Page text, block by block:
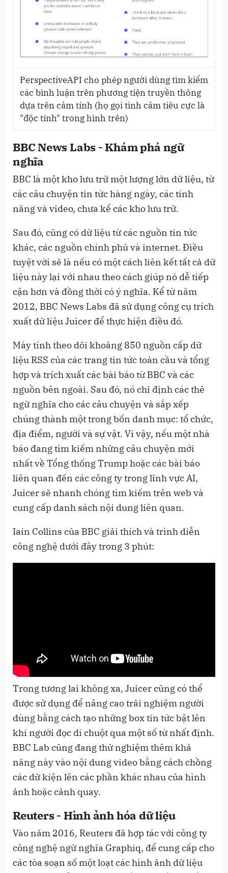
PerspectiveAPI cho phép người dùng tìm kiếm
các bình luận trên phương tiện truyền thông
dựa trên cảm tính (họ gọi tình cảm tiêu cực là
"độc tính" trong hình trên)
BBC News Labs - Khám phá ngữ
nghĩa
BBC là một kho lưu trữ một lượng lớn dữ liệu, từ
các câu chuyện tin tức hàng ngày, các tính
năng và video, chưa kể các kho lưu trữ.
Sau đó, cũng có dữ liệu từ các nguồn tin tức
khác, các nguồn chính phủ và internet. Điều
tuyệt vời sẽ là nếu có một cách liên kết tất cả dữ
liệu này lại với nhau theo cách giúp nó dễ tiếp
cận hơn và đồng thời có ý nghĩa. Kể từ năm
2012, BBC News Labs đã sử dụng công cụ trích
xuất dữ liệu Juicer để thực hiện điều đó.
Máy tính theo dõi khoảng 850 nguồn cấp dữ
liệu RSS của các trang tin tức toàn cầu và tổng
hợp và trích xuất các bài báo từ BBC và các
nguồn bên ngoài. Sau đó, nó chỉ định các thẻ
ngữ nghĩa cho các câu chuyện và sắp xếp
chúng thành một trong bốn danh mục: tổ chức,
địa điểm, người và sự vật. Vì vậy, nếu một nhà
báo đang tìm kiếm những câu chuyện mới
nhất về Tổng thống Trump hoặc các bài báo
liên quan đến các công ty trong lĩnh vực AI,
Juicer sẽ nhanh chóng tìm kiếm trên web và
cung cấp danh sách nội dung liên quan.
Iain Collins của BBC giải thích và trình diễn
công nghệ dưới đây trong 3 phút:
Trong tương lai không xa, Juicer cũng có thể
được sử dụng để nâng cao trải nghiệm người
dùng bằng cách tạo những box tin tức bật lên
khi người đọc di chuột qua một số từ nhất định.
BBC Lab cũng đang thử nghiệm thêm khả
năng này vào nội dung video bằng cách chồng
các dữ kiện lên các phần khác nhau của hình
ảnh hoặc cảnh quay.
Reuters - Hình ảnh hóa dữ liệu
Vào năm 2016, Reuters đã hợp tác với công ty
công nghệ ngữ nghĩa Graphiq, để cung cấp cho
các tòa soạn số một loạt các hình ảnh dữ liệu